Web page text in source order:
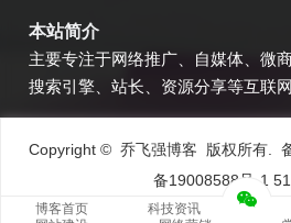
本站简介
主要专注于网络推广、自媒体、微
搜索引擎、站长、资源分享等互联
Copyright © 乔飞强博客 版权所有.
备19008588号-1
博客首页 科技资讯